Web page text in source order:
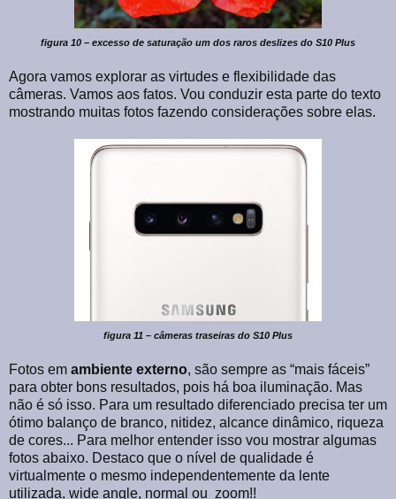
figura 10 – excesso de saturação um dos raros deslizes do S10 Plus
Agora vamos explorar as virtudes e flexibilidade das
câmeras. Vamos aos fatos. Vou conduzir esta parte do texto
mostrando muitas fotos fazendo considerações sobre elas.
figura 11 – câmeras traseiras do S10 Plus
Fotos em ambiente externo, são sempre as “mais fáceis”
para obter bons resultados, pois há boa iluminação. Mas
não é só isso. Para um resultado diferenciado precisa ter um
ótimo balanço de branco, nitidez, alcance dinâmico, riqueza
de cores... Para melhor entender isso vou mostrar algumas
fotos abaixo. Destaco que o nível de qualidade é
virtualmente o mesmo independentemente da lente
utilizada, wide angle, normal ou zoom!!